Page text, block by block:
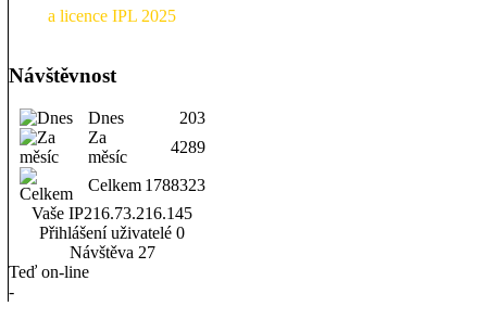
a licence IPL 2025
Návštěvnost
Dnes
203
Za
měsíc
4289
Celkem 1788323
Vaše IP216.73.216.145
Přihlášení uživatelé 0
Návštěva 27
Teď on-line
-